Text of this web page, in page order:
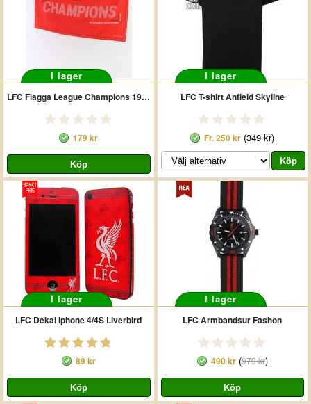
I lager
LFC Flagga League Champions 19/20
179 kr
XXL
I lager
LFC T-shirt Anfield Skyline
Fr.250 kr (349 kr)
I lager
LFC Dekal Iphone 4/4S Liverbird
89 kr
I lager
LFC Armbandsur Fashon
490 kr(979 kr)